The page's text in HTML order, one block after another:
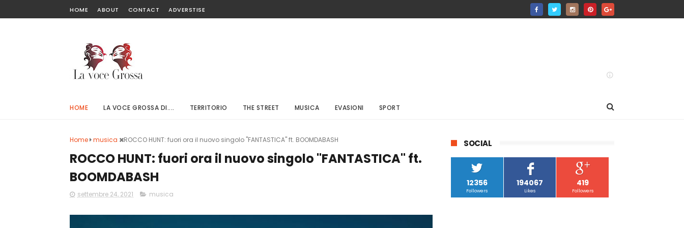
HOME ABOUT CONTACT ADVERSTISE
HOME LA VOCE GROSSA DI.... TERRITORIO THE STREET MUSICA EVASIONI SPORT
Home musica ROCCO HUNT: fuori ora il nuovo singolo "FANTASTICA" ft. BOOMDABASH
ROCCO HUNT: fuori ora il nuovo singolo "FANTASTICA" ft.
BOOMDABASH
settembre 24, 2021 musica
SOCIAL
12356
Followers
194067
Likes
419
Followers